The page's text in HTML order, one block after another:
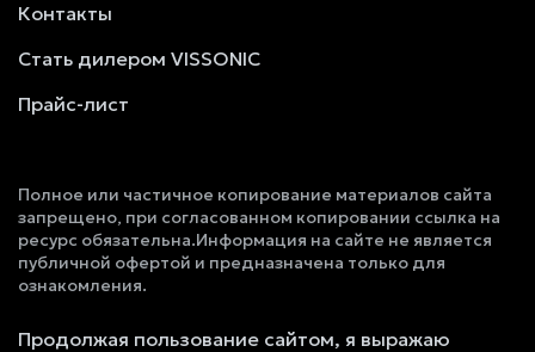
Контакты
Стать дилером VISSONIC
Прайс-лист
Полное или частичное копирование материалов сайта
запрещено, при согласованном копировании ссылка на
ресурс обязательна.Информация на сайте не является
публичной офертой и предназначена только для
ознакомления.
Продолжая пользование сайтом, я выражаю